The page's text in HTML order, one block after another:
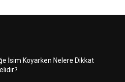
İsim Koyarken Nelere Dikkat